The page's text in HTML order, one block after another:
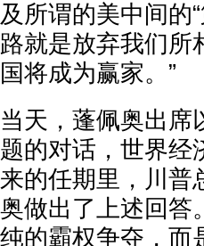
及所谓的美中间的
路就是放弃我们所
国将成为赢家。”
当天，蓬佩奥出席
题的对话，世界经
来的任期里，川普
奥做出了上述回答
纯的霸权争夺，而